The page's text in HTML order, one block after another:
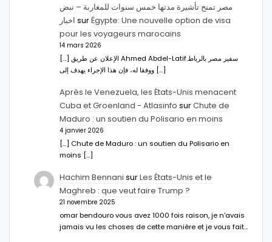
مصر تمنح تأشيرة مدتها خمس سنوات للمغاربة – نبض
اخبار surÉgypte: Une nouvelle option de visa
pour les voyageurs marocains
14 mars 2026
[…] الإعلان عن طريق Ahmed Abdel-Latifسفير مصر بالرباط.
ووفقا له، فإن هذا الإجراء يهدف إلى […]
Après le Venezuela, les États-Unis menacent
Cuba et Groenland - Atlasinfo surChute de
Maduro : un soutien du Polisario en moins
4 janvier 2026
[…] Chute de Maduro : un soutien du Polisario en
moins […]
Hachim Bennani surLes États-Unis et le
Maghreb : que veut faire Trump ?
21 novembre 2025
omar bendouro vous avez 1000 fois raison, je n'avais
jamais vu les choses de cette manière et je vous fait…